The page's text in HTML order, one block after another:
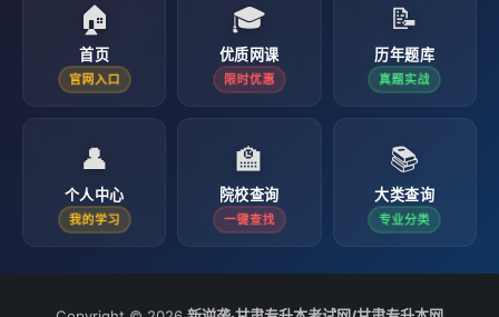
🏠
首页
官网入口
🎓
优质网课
限时优惠
📝
历年题库
真题实战
👤
个人中心
我的学习
🏫
院校查询
一键查找
📚
大类查询
专业分类